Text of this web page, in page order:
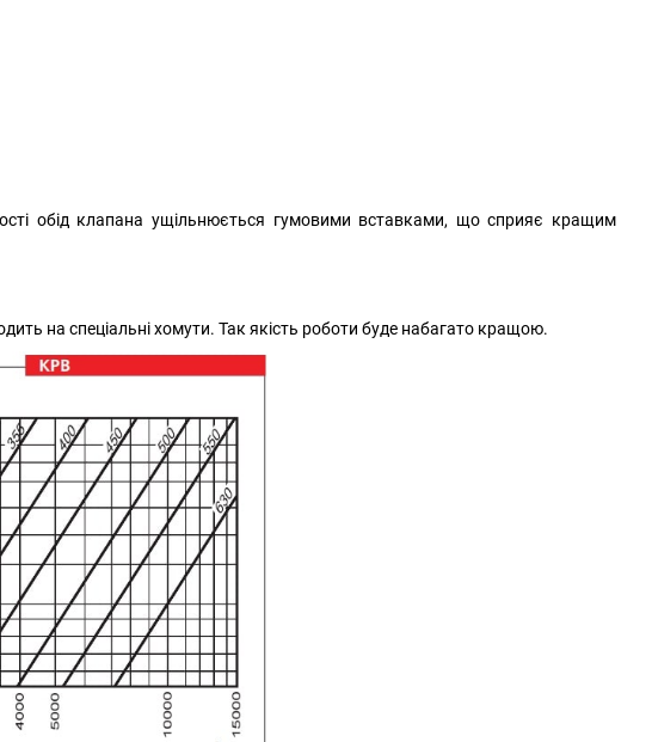
обід клапана ущільнюється гумовими вставками, що сприяє кращим
на спеціальні хомути. Так якість роботи буде набагато кращою.